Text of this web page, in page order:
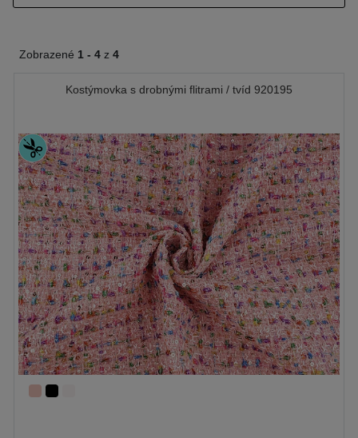
Zobrazené 1 - 4 z 4
Kostýmovka s drobnými flitrami / tvíd 920195